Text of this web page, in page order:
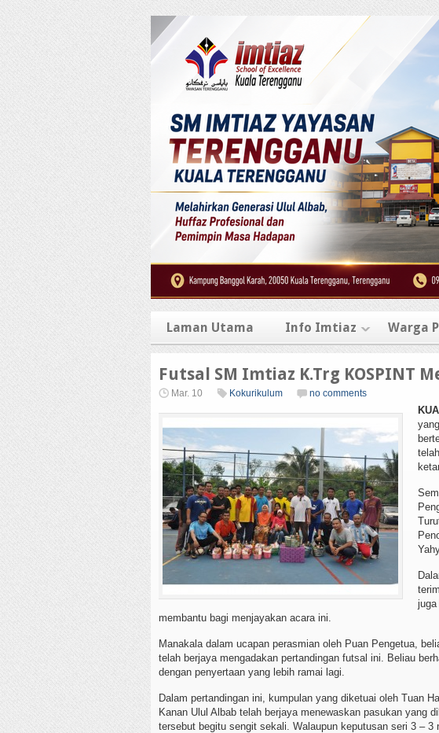
Laman Utama Info Imtiaz Warga
Futsal SM Imtiaz K.Trg KOSPINT
Mar. 10 Kokurikulum no comments
membantu bagi menjayakan acara ini.
Manakala dalam ucapan perasmian oleh Puan Pengetua,
telah berjaya mengadakan pertandingan futsal ini. Beliau
dengan penyertaan yang lebih ramai lagi.
Dalam pertandingan ini, kumpulan yang diketuai oleh Tuan
Kanan Ulul Albab telah berjaya menewaskan pasukan yang
tersebut begitu sengit sekali. Walaupun keputusan seri 3 – 3